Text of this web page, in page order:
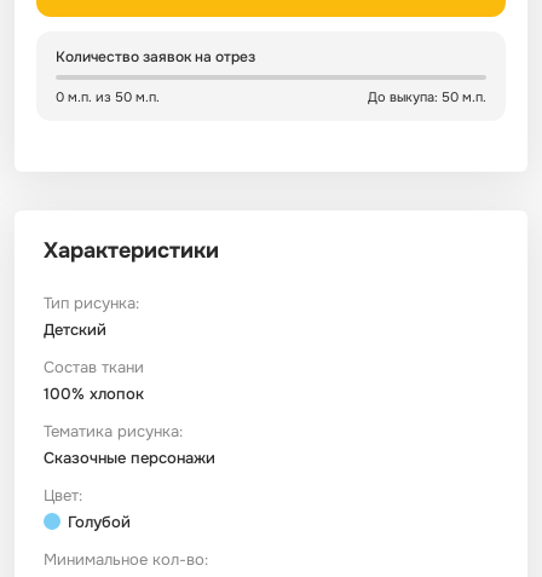
Количество заявок на отрез
0 м.п. из 50 м.п. До выкупа: 50 м.п.
Характеристики
Тип рисунка:
Детский
Состав ткани
100% хлопок
Тематика рисунка:
Сказочные персонажи
Цвет:
Голубой
Минимальное кол-во:
Сатин
Сатин Страйп
Сатин Твил
Сетка
Ситец
Спанбонд
ТиСи Твил
Трикотаж
Тюль
Фланель
Флис
Зеленый
Детский
Город / архитектура
Морская тема
Космос
Техника / транспорт
Этнический